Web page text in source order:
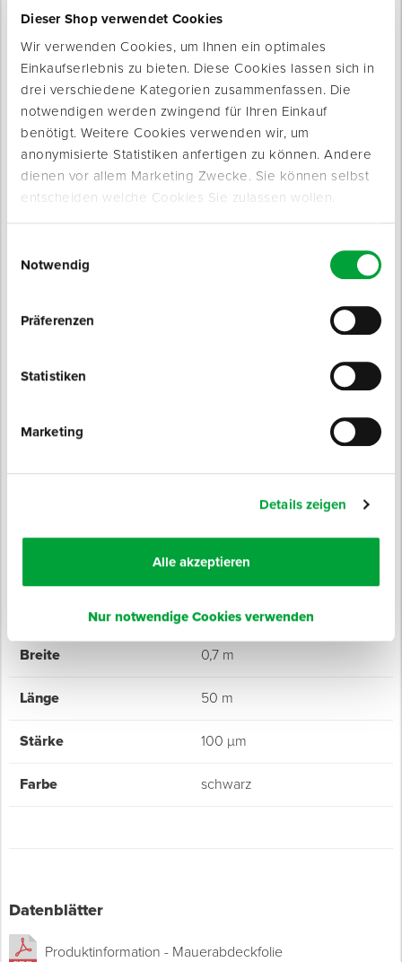
Dieser Shop verwendet Cookies
Wir verwenden Cookies, um Ihnen ein optimales
Einkaufserlebnis zu bieten. Diese Cookies lassen sich in
drei verschiedene Kategorien zusammenfassen. Die
notwendigen werden zwingend für Ihren Einkauf
benötigt. Weitere Cookies verwenden wir, um
anonymisierte Statistiken anfertigen zu können. Andere
dienen vor allem Marketing Zwecke. Sie können selbst
entscheiden welche Cookies Sie zulassen wollen.
Notwendig
Präferenzen
Statistiken
Marketing
Details zeigen
Alle akzeptieren
Nur notwendige Cookies verwenden
Produktinfo
Produktbeschreibung
Zum optimalen Schutz des Mauerwerks bei Ruhezeiten
Zum Schutz der Mauerkrone vor Witterungseinflüssen.
Verhindert die Bildung von Schimmelpilzbefall, Ausblühungen,
Eigenschaften
Verhindert das Durchdringen von Nässe ins Mauerwerk
Witterungsbeständig
Technische Daten
Breite 0,7 m
Länge 50 m
Stärke 100 µm
Farbe schwarz
Datenblätter
Produktinformation - Mauerabdeckfolie